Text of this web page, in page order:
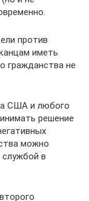
против
иметь
гражданства не
США и любого
решение
можно
службой в